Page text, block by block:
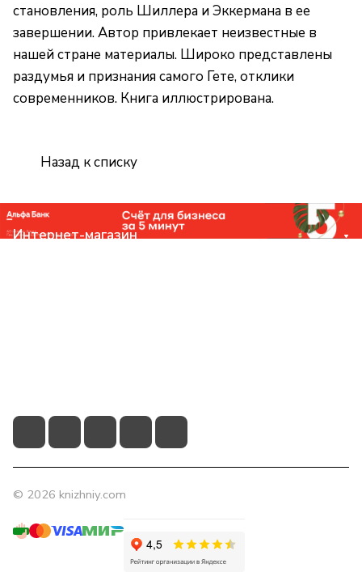
становления, роль Шиллера и Эккермана в ее
завершении. Автор привлекает неизвестные в
нашей стране материалы. Широко представлены
раздумья и признания самого Гете, отклики
современников. Книга иллюстрирована.
Назад к списку
Интернет-магазин
© 2026 knizhniy.com